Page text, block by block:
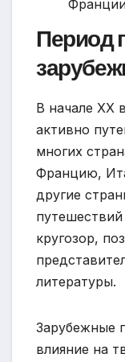
Период
В начале XX
активно
многих
Францию,
другие
кругозор,
литературы.
Зарубежные
влияние на